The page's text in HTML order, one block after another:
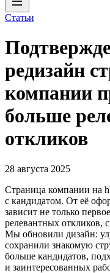
Статьи
редизайн
компании
больше
откликов
28 августа 2025
Страница компании на
с кандидатом. От её
зависит не только
релевантных откликов,
Мы обновили дизайн:
сохранили знакомую
больше кандидатов,
и заинтересованных